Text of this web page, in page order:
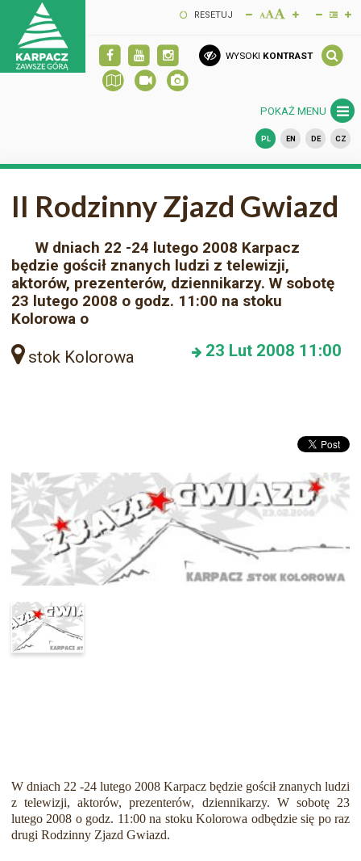
RESETUJ
WYSOKI KONTRAST
POKAŻ MENU
PL EN DE CZ
II Rodzinny Zjazd Gwiazd
W dniach 22 -24 lutego 2008 Karpacz
będzie gościł znanych ludzi z telewizji,
aktorów, prezenterów, dziennikarzy. W sobotę
23 lutego 2008 o godz. 11:00 na stoku
Kolorowa o
stok Kolorowa 23 Lut 2008 11:00
W dniach 22 -24 lutego 2008 Karpacz będzie gościł znanych ludzi
z telewizji, aktorów, prezenterów, dziennikarzy. W sobotę 23
lutego 2008 o godz. 11:00 na stoku Kolorowa odbędzie się po raz
drugi Rodzinny Zjazd Gwiazd.